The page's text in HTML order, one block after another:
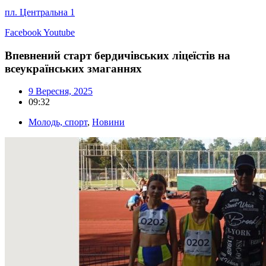
пл. Центральна 1
FacebookYoutube
Впевнений старт бердичівських ліцеїстів на
всеукраїнських змаганнях
9 Вересня, 2025
09:32
Молодь, спорт, Новини